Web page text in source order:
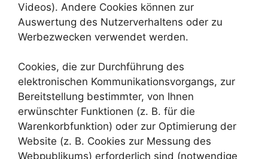
Videos). Andere Cookies können zur
Auswertung des Nutzerverhaltens oder zu
Werbezwecken verwendet werden.
Cookies, die zur Durchführung des
elektronischen Kommunikationsvorgangs, zur
Bereitstellung bestimmter, von Ihnen
erwünschter Funktionen (z. B. für die
Warenkorbfunktion) oder zur Optimierung der
Website (z. B. Cookies zur Messung des
Webpublikums) erforderlich sind (notwendige